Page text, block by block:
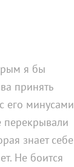
я бы
принять
его минусами
знает себе
Не боится